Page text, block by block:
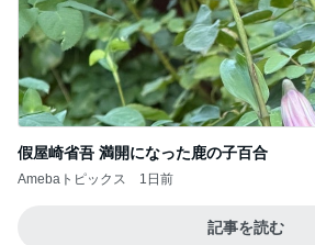
假屋崎省吾 満開になった鹿の子百合
Amebaトピックス 1日前
記事を読む